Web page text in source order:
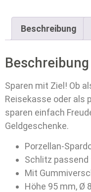
Beschreibung
Beschreibung
Sparen mit Ziel! Ob
Reisekasse oder als
sparen einfach
Geldgeschenke.
Porzellan-
Schlitz passend
Mit
Höhe 95 mm, Ø